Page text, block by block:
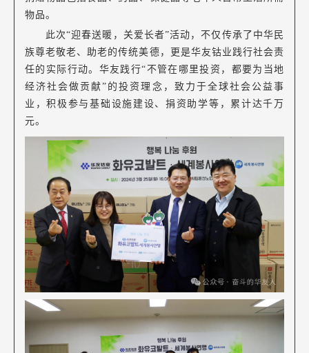
物品。
此次“迎春送暖，关爱长者”活动，不仅传承了中华民
族尊老敬老、助老的传统美德，更是华友钴业践行社会责
任的实际行动。华友践行“不管在哪里投资，都要为当地
经济社会做贡献”的投资理念，致力于全球社会公益事
业，积极参与基础设施建设、捐资助学等，累计达千万
元。